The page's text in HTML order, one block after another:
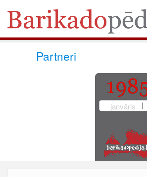
Partneri
janvāris